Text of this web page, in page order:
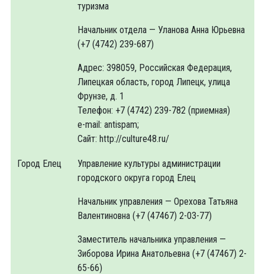
туризма
Начальник отдела — Уланова Анна Юрьевна
(+7 (4742) 239-687)
Адрес: 398059, Российская Федерация,
Липецкая область, город Липецк, улица
Фрунзе, д. 1
Телефон: +7 (4742) 239-782 (приемная)
e-mail: antispam;
Сайт: http://culture48.ru/
Город Елец
Управление культуры администрации
городского округа город Елец
Начальник управления — Орехова Татьяна
Валентиновна (+7 (47467) 2-03-77)
Заместитель начальника управления —
Зиборова Ирина Анатольевна (+7 (47467) 2-
65-66)